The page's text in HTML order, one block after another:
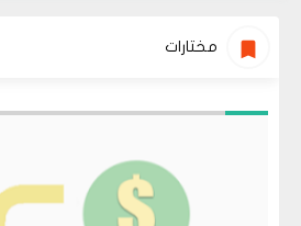
مختارات